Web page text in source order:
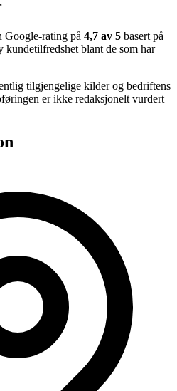
Google-rating på 4,7 av 5 basert på
kundetilfredshet blant de som har
tilgjengelige kilder og bedriftens
er ikke redaksjonelt vurdert